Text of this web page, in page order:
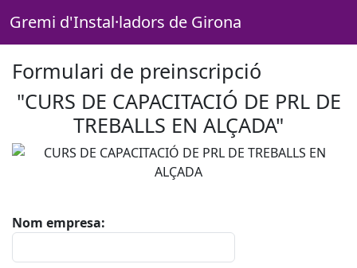
Gremi d'Instal·ladors de Girona
Formulari de preinscripció
"CURS DE CAPACITACIÓ DE PRL DE
TREBALLS EN ALÇADA"
Nom empresa: